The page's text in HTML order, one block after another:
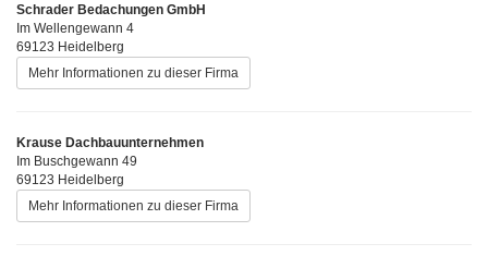
Schrader Bedachungen GmbH
Im Wellengewann 4
69123 Heidelberg
Mehr Informationen zu dieser Firma
Krause Dachbauunternehmen
Im Buschgewann 49
69123 Heidelberg
Mehr Informationen zu dieser Firma